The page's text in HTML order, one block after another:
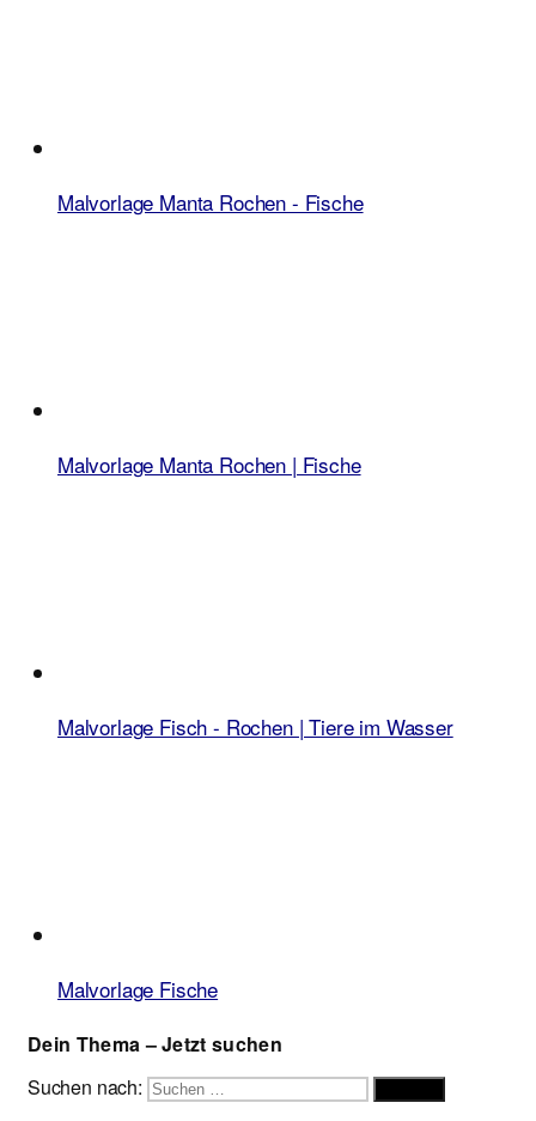
Malvorlage Manta Rochen - Fische
Malvorlage Manta Rochen | Fische
Malvorlage Fisch - Rochen | Tiere im Wasser
Malvorlage Fische
Dein Thema – Jetzt suchen
Suchen nach: